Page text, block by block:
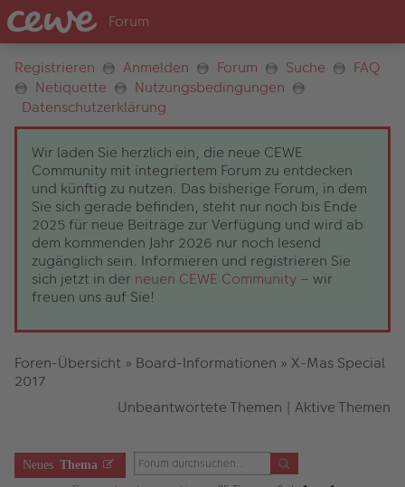
Registrieren Anmelden Forum Suche
FAQ
Netiquette
Nutzungsbedingungen
Datenschutzerklärung
Wir laden Sie herzlich ein, die neue CEWE
Community mit integriertem Forum zu entdecken
und künftig zu nutzen. Das bisherige Forum, in dem
Sie sich gerade befinden, steht nur noch bis Ende
2025 für neue Beiträge zur Verfügung und wird ab
dem kommenden Jahr 2026 nur noch lesend
zugänglich sein. Informieren und registrieren Sie
sich jetzt in der neuen CEWE Community – wir
freuen uns auf Sie!
Foren-Übersicht » Board-Informationen » X-Mas Special
2017
Unbeantwortete Themen | Aktive Themen
Neues Thema